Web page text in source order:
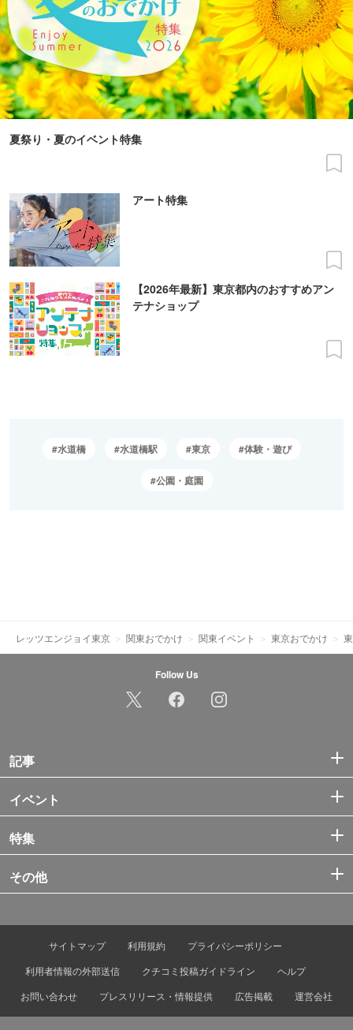
夏祭り・夏のイベント特集
アート特集
【2026年最新】東京都内のおすすめアン
テナショップ
水道橋 水道橋駅 東京 体験・遊び
公園・庭園
レッツエンジョイ東京 関東おでかけ 関東イベント 東京おでかけ
Follow Us
記事
イベント
特集
その他
サイトマップ 利用規約
プライバシーポリシー
利用者情報の外部送信
クチコミ投稿ガイドライン
ヘルプ
お問い合わせ
プレスリリース・情報提供 広告掲載 運営会社